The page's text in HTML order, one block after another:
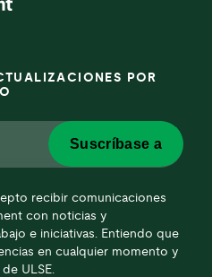
POR
recibir comunicaciones
con noticias y
e iniciativas. Entiendo que
en cualquier momento y
ULSE.
Suscríbase a